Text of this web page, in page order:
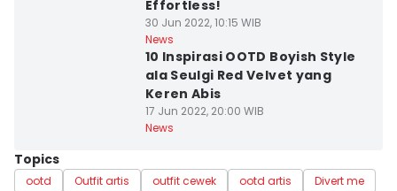
Effortless!
30 Jun 2022, 10:15 WIB
News
10 Inspirasi OOTD Boyish Style
ala Seulgi Red Velvet yang
Keren Abis
17 Jun 2022, 20:00 WIB
News
Topics
ootd Outfit artis outfit cewek ootd artis Divert me